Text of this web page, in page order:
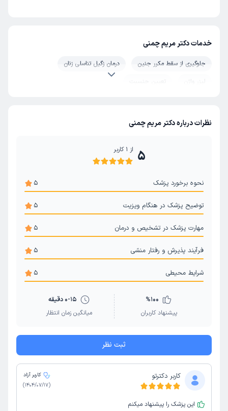
خدمات دکتر مریم چمنی
جلوگیری از سقط مکرر جنین
درمان زگیل تناسلی زنان
لیزر واژن
تعیین جنسیت
نظرات درباره دکتر مریم چمنی
5 از 1 کاربر
نحوه برخورد پزشک 5
توضیح پزشک در هنگام ویزیت 5
مهارت پزشک در تشخیص و درمان 5
فرآیند پذیرش و رفتار منشی 5
شرایط محیطی 5
%100
پیشنهاد کاربران
0-15 دقیقه
میانگین زمان انتظار
ثبت نظر
کاربر دکترتو
کاربر آزاد
(
1404/07/17
)
این پزشک را پیشنهاد میکنم